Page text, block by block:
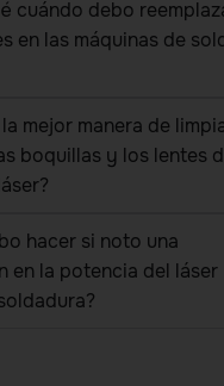
cuándo debo
en las máquinas de
mejor manera de
boquillas y los lentes
hacer si noto una
en la potencia del láser